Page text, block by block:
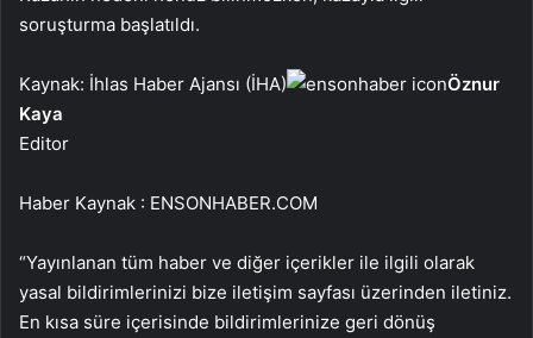
soruşturma başlatıldı.
Kaynak: İhlas Haber Ajansı (İHA)
Öznur
Kaya
Editor
Haber Kaynak : ENSONHABER.COM
“Yayınlanan tüm haber ve diğer içerikler ile ilgili olarak
yasal bildirimlerinizi bize iletişim sayfası üzerinden iletiniz.
En kısa süre içerisinde bildirimlerinize geri dönüş